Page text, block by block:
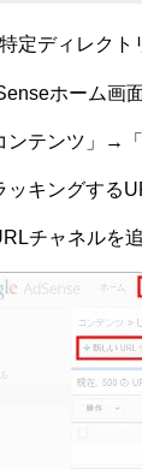
定ディレクト
ホーム画
ンテンツ」→
ッキングする
チャネルを